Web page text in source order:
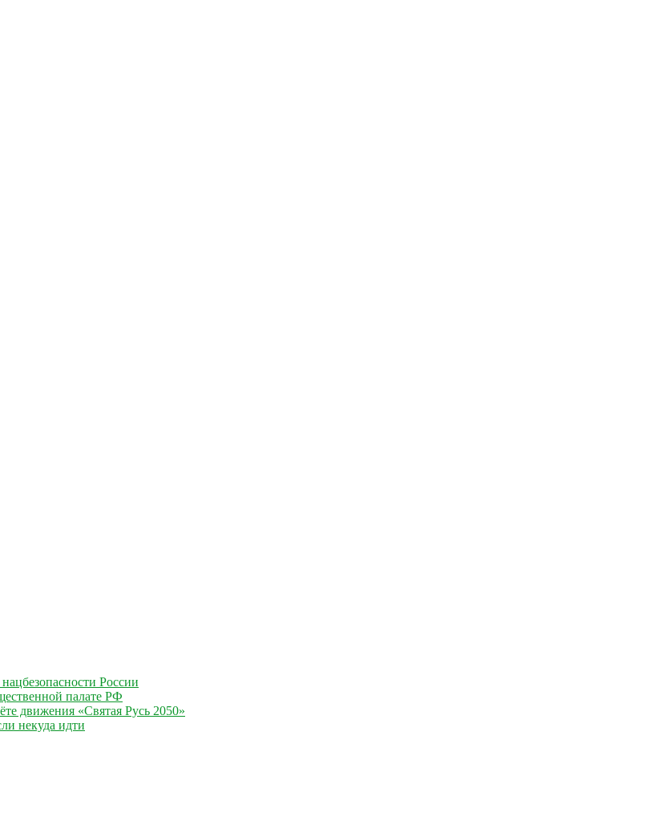
России
палате РФ
движения «Святая Русь 2050»
некуда идти